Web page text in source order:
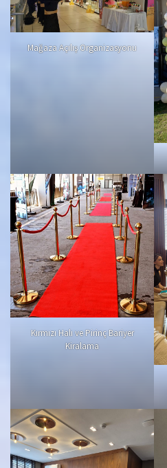
Mağaza Açılış Organizasyonu
Kırmızı Halı ve Pirinç Bariyer
Kiralama